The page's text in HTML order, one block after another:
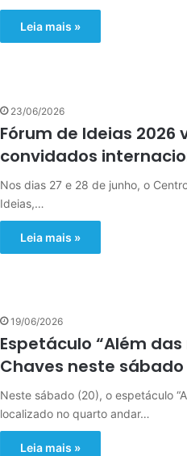
Leia mais »
23/06/2026
Fórum de Ideias 2026
convidados
Nos dias 27 e 28 de junho, o
Ideias,…
Leia mais »
19/06/2026
Espetáculo “Além
Chaves neste sábado
Neste sábado (20), o espetáculo
localizado no quarto andar…
Leia mais »